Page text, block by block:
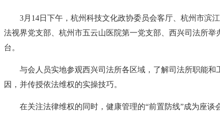
3月14日下午，杭州科技文化政协委员会客厅、杭州市滨
法视界党支部、杭州市五云山医院第一党支部、西兴司法所
台。
与会人员实地参观西兴司法所各区域，了解司法所职能
因，并传授依法维权的实操技巧。
在关注法律维权的同时，健康管理的“前置防线”成为座